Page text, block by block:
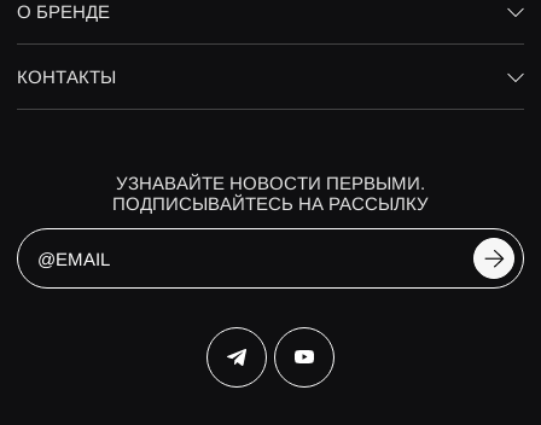
О БРЕНДЕ
КОНТАКТЫ
УЗНАВАЙТЕ НОВОСТИ ПЕРВЫМИ.
ПОДПИСЫВАЙТЕСЬ НА РАССЫЛКУ